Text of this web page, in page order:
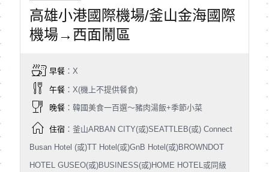
高雄小港國際機場/釜山金海國際
機場→西面鬧區
早餐：X
午餐：X(機上不提供餐食)
晚餐：韓國美食一百選～豬肉湯飯+季節小菜
住宿：釜山ARBAN CITY(或)SEATTLEB(或) Connect
Busan Hotel (或)TT Hotel(或)GnB Hotel(或)BROWNDOT
HOTEL GUSEO(或)BUSINESS(或)HOME HOTEL或同級